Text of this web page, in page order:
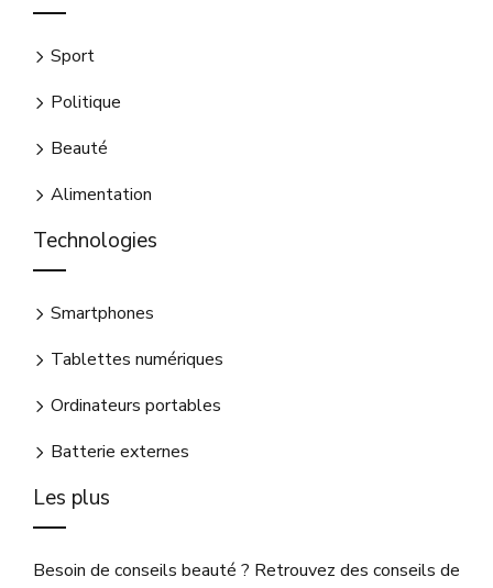
Sport
Politique
Beauté
Alimentation
Technologies
Smartphones
Tablettes numériques
Ordinateurs portables
Batterie externes
Les plus
Besoin de conseils beauté ? Retrouvez des conseils de